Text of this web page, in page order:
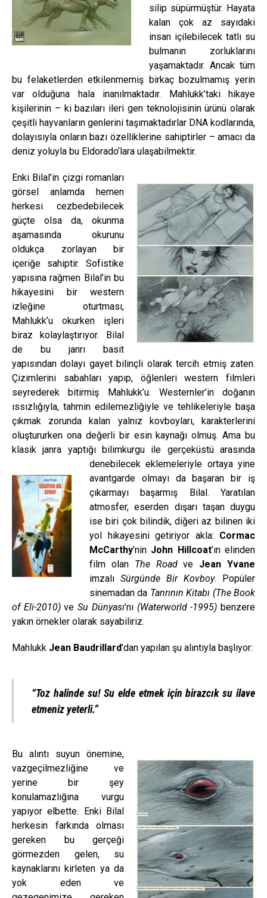
silip süpürmüştür. Hayata
kalan çok az sayıdaki
insan içilebilecek tatlı su
bulmanın zorluklarını
yaşamaktadır. Ancak tüm
bu felaketlerden etkilenmemiş birkaç bozulmamış yerin
var olduğuna hala inanılmaktadır. Mahlukk’taki hikaye
kişilerinin – ki bazıları ileri gen teknolojisinin ürünü olarak
çeşitli hayvanların genlerini taşımaktadırlar DNA kodlarında,
dolayısıyla onların bazı özelliklerine sahiptirler – amacı da
deniz yoluyla bu Eldorado’lara ulaşabilmektir.
Enki Bilal’in çizgi romanları
görsel anlamda hemen
herkesi cezbedebilecek
güçte olsa da, okunma
aşamasında okurunu
oldukça zorlayan bir
içeriğe sahiptir. Sofistike
yapısına rağmen Bilal’in bu
hikayesini bir western
izleğine oturtması,
Mahlukk’u okurken işleri
biraz kolaylaştırıyor. Bilal
de bu janrı basit
yapısından dolayı gayet bilinçli olarak tercih etmiş zaten.
Çizimlerini sabahları yapıp, öğlenleri western filmleri
seyrederek bitirmiş Mahlukk’u. Westernler’in doğanın
ıssızlığıyla, tahmin edilemezliğiyle ve tehlikeleriyle başa
çıkmak zorunda kalan yalnız kovboyları, karakterlerini
oluştururken ona değerli bir esin kaynağı olmuş. Ama bu
klasik janra yaptığı bilimkurgu ile gerçeküstü arasında
denebilecek eklemeleriyle ortaya yine
avantgarde olmayı da başaran bir iş
çıkarmayı başarmış Bilal. Yaratılan
atmosfer, eserden dışarı taşan duygu
ise biri çok bilindik, diğeri az bilinen iki
yol hikayesini getiriyor akla: Cormac
McCarthy’nin John Hillcoat’ın elinden
film olan The Roadve Jean Yvane
imzalı Sürgünde Bir Kovboy. Popüler
sinemadan da Tanrının Kitabı (The Book
of Eli-2010)veSu Dünyası’nı (Waterworld -1995) benzere
yakın örnekler olarak sayabiliriz.
Mahlukk Jean Baudrillard’dan yapılan şu alıntıyla başlıyor:
“Toz halinde su! Su elde etmek için birazcık su ilave
etmeniz yeterli.”
Bu alıntı suyun önemine,
vazgeçilmezliğine ve
yerine bir şey
konulamazlığına vurgu
yapıyor elbette. Enki Bilal
herkesin farkında olması
gereken bu gerçeği
görmezden gelen, su
kaynaklarını kirleten ya da
yok eden ve